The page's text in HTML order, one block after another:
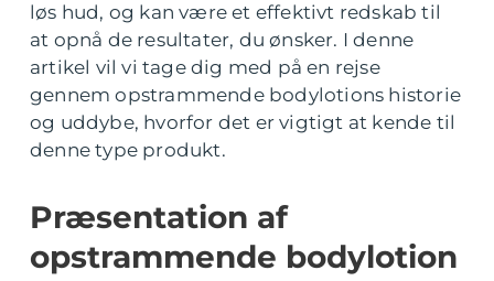
løs hud, og kan være et effektivt redskab til
at opnå de resultater, du ønsker. I denne
artikel vil vi tage dig med på en rejse
gennem opstrammende bodylotions historie
og uddybe, hvorfor det er vigtigt at kende til
denne type produkt.
Præsentation af
opstrammende bodylotion